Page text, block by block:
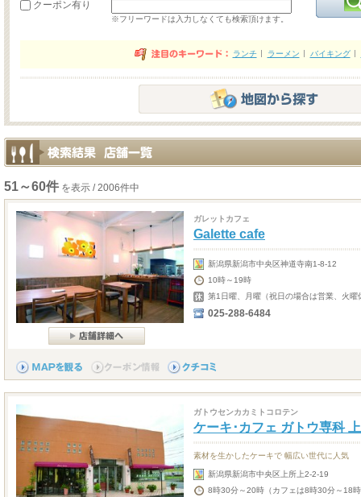
クーポン有り
※フリーワードは入力しなくても検索頂けます。
ランチ ラーメン バイキング
51～60件 を表示 / 2006件中
ガレットカフェ
Galette cafe
新潟県新潟市中央区神道寺南1-8-12
10時～19時
第1日曜、月曜（祝日の場合は営業、火曜
025-288-6484
ガトウセンカカミトコロテン
ケーキ･カフェ ガトウ専科
素材を生かしたケーキで 幅広い世代に人気
新潟県新潟市中央区上所上2-2-19
8時30分～20時（カフェは8時30分～18